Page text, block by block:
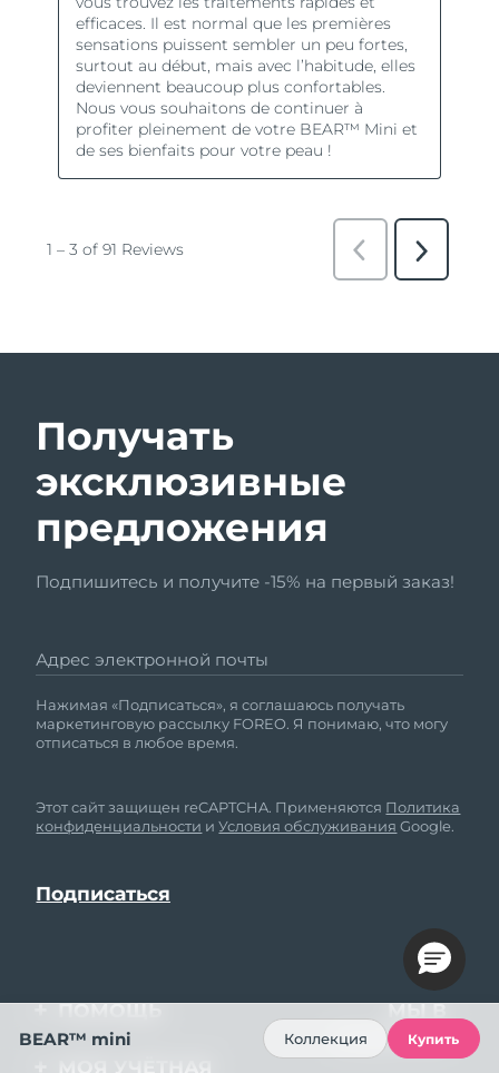
Получать
эксклюзивные
предложения
Подпишитесь и получите -15% на первый заказ!
Адрес электронной почты
Нажимая «Подписаться», я соглашаюсь получать
маркетинговую рассылку FOREO. Я понимаю, что могу
отписаться в любое время.
Этот сайт защищен reCAPTCHA. Применяются Политика
конфиденциальности иУсловия обслуживания Google.
ПОМОЩЬ
МЫ В
СОЦСЕТЯХ
BEAR™ mini Коллекция Купить